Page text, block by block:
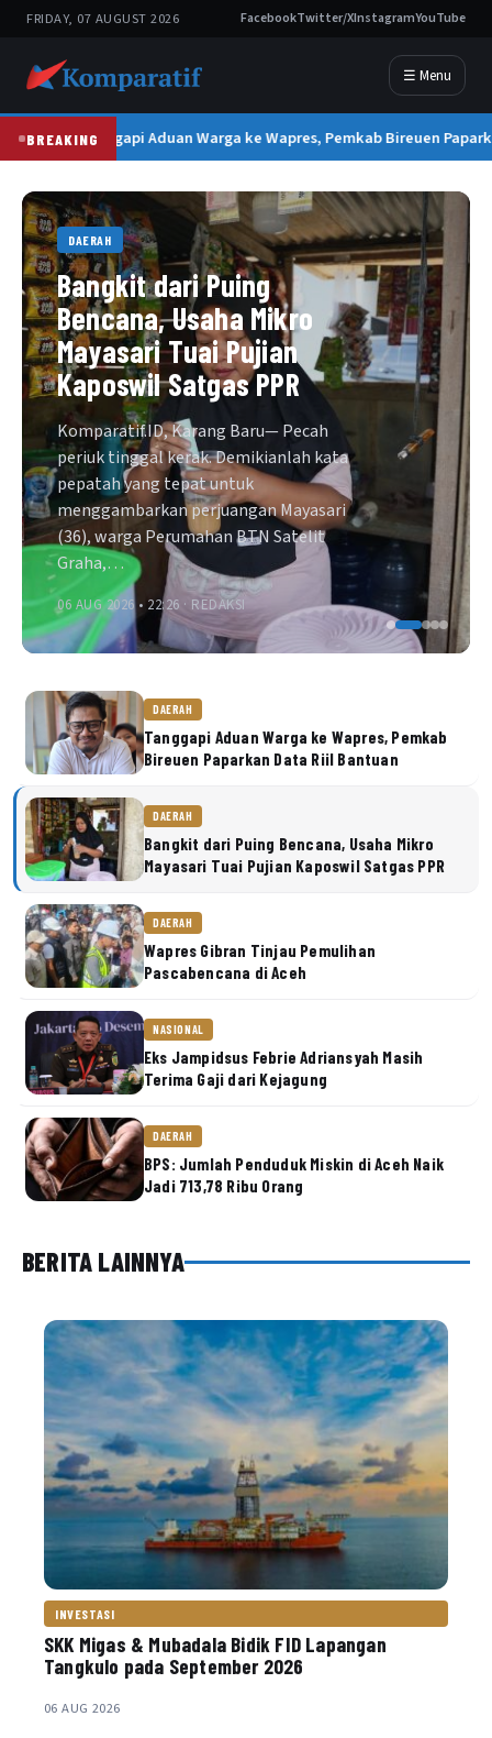
FRIDAY, 07 AUGUST 2026 FacebookTwitter/XInstagramYouTube
☰ Menu
BREAKINGTanggapi Aduan Warga ke Wapres, Pemkab Bireuen
DAERAH
Bangkit dari Puing
Bencana, Usaha Mikro
Mayasari Tuai Pujian
Kaposwil Satgas PPR
Komparatif.ID, Karang Baru— Pecah
periuk tinggal kerak. Demikianlah kata
pepatah yang tepat untuk
menggambarkan perjuangan Mayasari
(36), warga Perumahan BTN Satelit
Graha,…
06 AUG 2026 • 22:26 · REDAKSI
DAERAH
Tanggapi Aduan Warga ke Wapres, Pemkab
Bireuen Paparkan Data Riil Bantuan
DAERAH
Bangkit dari Puing Bencana, Usaha Mikro
Mayasari Tuai Pujian Kaposwil Satgas PPR
DAERAH
Wapres Gibran Tinjau Pemulihan
Pascabencana di Aceh
NASIONAL
Eks Jampidsus Febrie Adriansyah Masih
Terima Gaji dari Kejagung
DAERAH
BPS: Jumlah Penduduk Miskin di Aceh Naik
Jadi 713,78 Ribu Orang
BERITA LAINNYA
INVESTASI
SKK Migas & Mubadala Bidik FID Lapangan
Tangkulo pada September 2026
06 AUG 2026